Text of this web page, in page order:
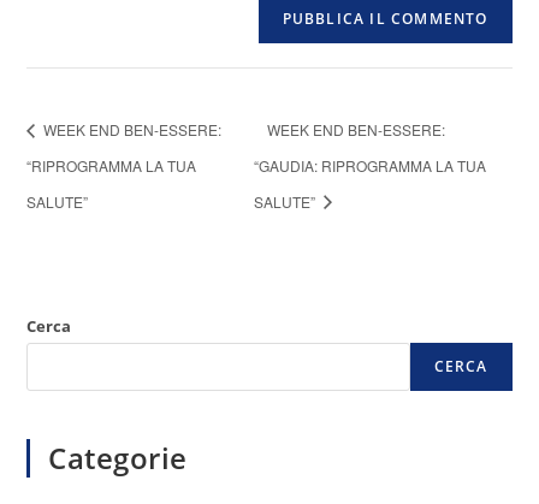
WEEK END BEN-ESSERE:
“RIPROGRAMMA LA TUA
SALUTE”
WEEK END BEN-ESSERE:
“GAUDIA: RIPROGRAMMA LA TUA
SALUTE”
Cerca
CERCA
Categorie